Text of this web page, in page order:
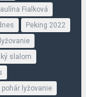
Fialková
Peking 2022
slalom
pohár lyžovanie